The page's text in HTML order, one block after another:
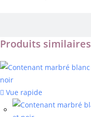
Produits similaires
Vue rapide